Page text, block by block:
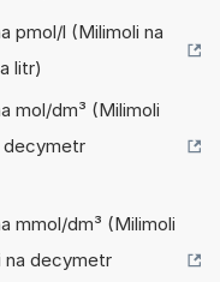
pmol/l (Milimoli na
litr)
mol/dm³ (Milimoli
decymetr
mmol/dm³ (Milimoli
na decymetr